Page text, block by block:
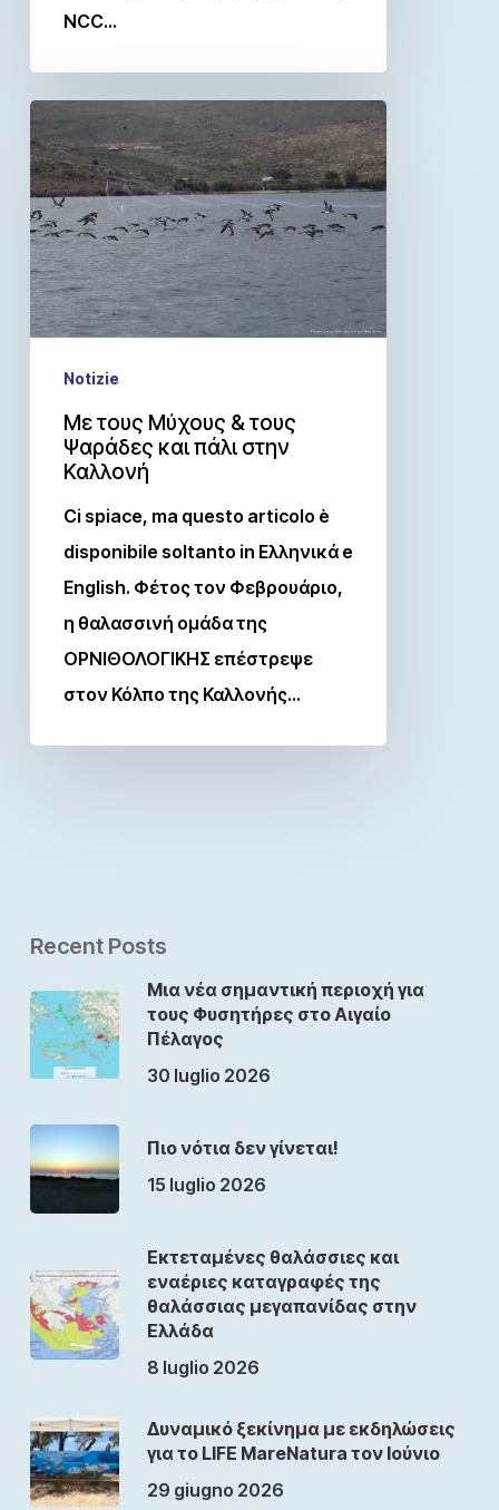
NCC…
Notizie
Με τους Μύχους & τους
Ψαράδες και πάλι στην
Καλλονή
Ci spiace, ma questo articolo è
disponibile soltanto in Ελληνικά e
English. Φέτος τον Φεβρουάριο,
η θαλασσινή ομάδα της
ΟΡΝΙΘΟΛΟΓΙΚΗΣ επέστρεψε
στον Κόλπο της Καλλονής…
Recent Posts
Μια νέα σημαντική περιοχή για
τους Φυσητήρες στο Αιγαίο
Πέλαγος
30 luglio 2026
Πιο νότια δεν γίνεται!
15 luglio 2026
Εκτεταμένες θαλάσσιες και
εναέριες καταγραφές της
θαλάσσιας μεγαπανίδας στην
Ελλάδα
8 luglio 2026
Δυναμικό ξεκίνημα με εκδηλώσεις
για το LIFE MareNatura τον Ιούνιο
29 giugno 2026